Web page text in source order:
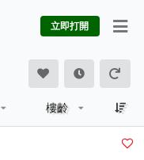
立即打開
樓齡